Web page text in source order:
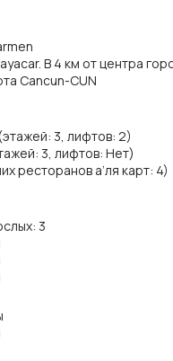
В 4 км от центра
Cancun-CUN
3, лифтов: 2)
3, лифтов: Нет)
ресторанов а’ля карт: 4)
3